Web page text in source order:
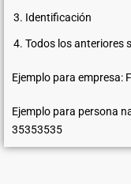
Identificación
Todos los anteriores
Ejemplo para empresa:
Ejemplo para persona
35353535